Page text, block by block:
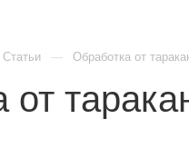
Статьи Обработка от
от